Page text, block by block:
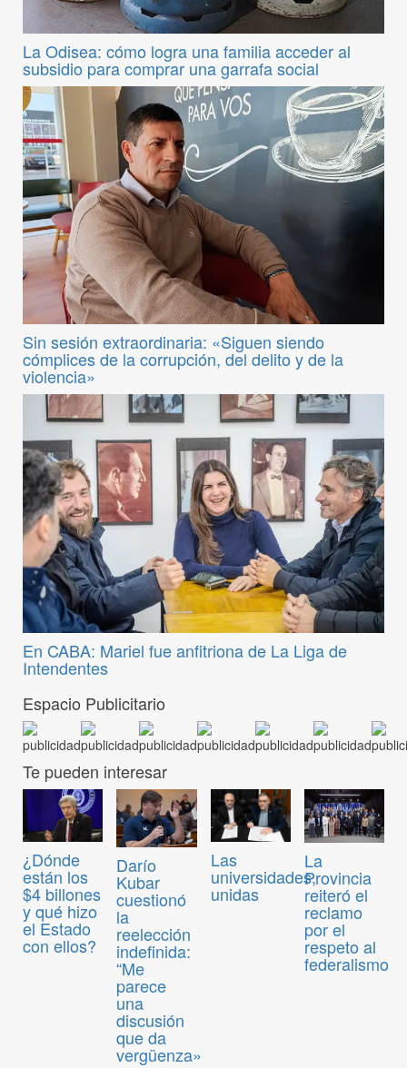
La Odisea: cómo logra una familia acceder al
subsidio para comprar una garrafa social
Sin sesión extraordinaria: «Siguen siendo
cómplices de la corrupción, del delito y de la
violencia»
En CABA: Mariel fue anfitriona de La Liga de
Intendentes
Espacio Publicitario
Te pueden interesar
¿Dónde
están los
$4 billones
y qué hizo
el Estado
con ellos?
Darío
Kubar
cuestionó
la
reelección
indefinida:
“Me
parece
una
discusión
que da
vergüenza»
Las
universidades,
unidas
La
Provincia
reiteró el
reclamo
por el
respeto al
federalismo